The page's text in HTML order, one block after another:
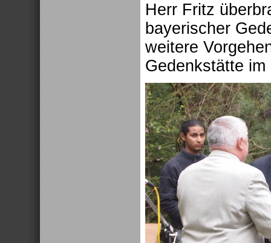
Herr Fritz
bayerischer
weitere
Gedenkstätte